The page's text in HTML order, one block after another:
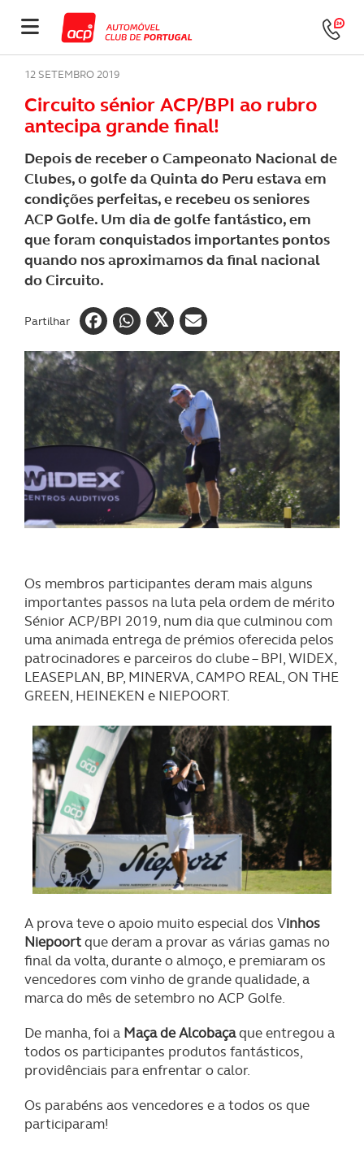
12 SETEMBRO 2019
Circuito sénior ACP/BPI ao rubro
antecipa grande final!
Depois de receber o Campeonato Nacional de
Clubes, o golfe da Quinta do Peru estava em
condições perfeitas, e recebeu os seniores
ACP Golfe. Um dia de golfe fantástico, em
que foram conquistados importantes pontos
quando nos aproximamos da final nacional
do Circuito.
Partilhar
Os membros participantes deram mais alguns
importantes passos na luta pela ordem de mérito
Sénior ACP/BPI 2019, num dia que culminou com
uma animada entrega de prémios oferecida pelos
patrocinadores e parceiros do clube – BPI, WIDEX,
LEASEPLAN, BP, MINERVA, CAMPO REAL, ON THE
GREEN, HEINEKEN e NIEPOORT.
A prova teve o apoio muito especial dos Vinhos
Niepoortque deram a provar as várias gamas no
final da volta, durante o almoço, e premiaram os
vencedores com vinho de grande qualidade, a
marca do mês de setembro no ACP Golfe.
De manha, foi a Maça de Alcobaçaque entregou a
todos os participantes produtos fantásticos,
providênciais para enfrentar o calor.
Os parabéns aos vencedores e a todos os que
participaram!